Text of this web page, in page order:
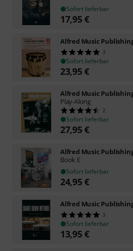
Sofort lieferbar
17,95€
Alfred Music
3
Sofort lieferbar
23,95€
Alfred Music
Play-Along
2
Sofort lieferbar
27,95€
Alfred Music
Book E
Sofort lieferbar
24,95€
Alfred Music
3
Sofort lieferbar
13,95€